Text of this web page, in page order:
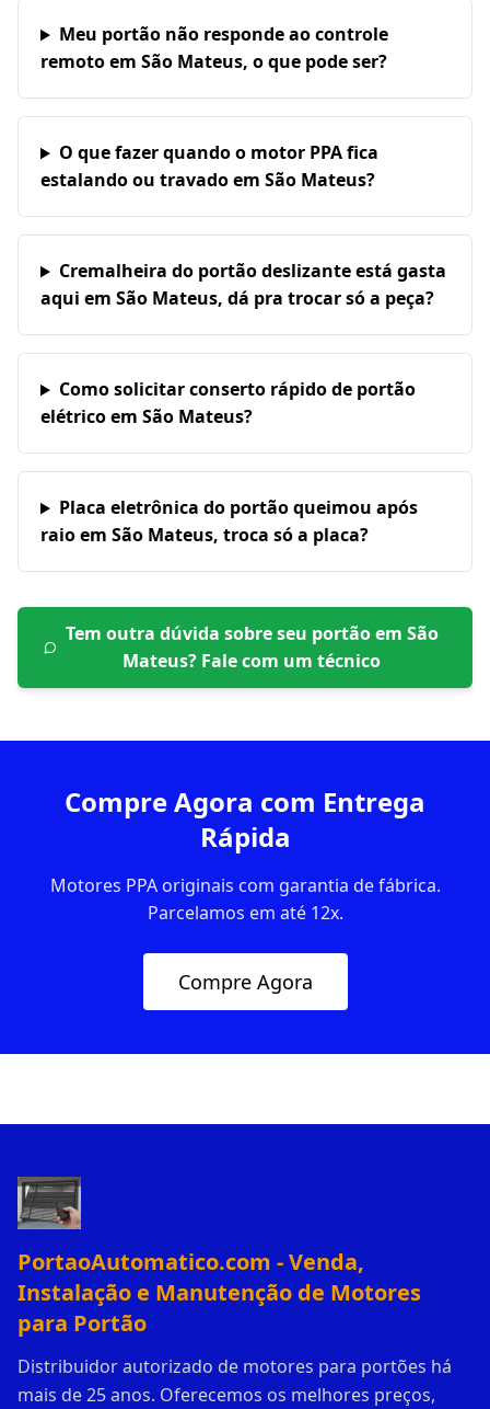
Meu portão não responde ao controle
remoto em São Mateus, o que pode ser?
O que fazer quando o motor PPA fica
estalando ou travado em São Mateus?
Cremalheira do portão deslizante está gasta
aqui em São Mateus, dá pra trocar só a peça?
Como solicitar conserto rápido de portão
elétrico em São Mateus?
Placa eletrônica do portão queimou após
raio em São Mateus, troca só a placa?
Tem outra dúvida sobre seu portão em São
Mateus? Fale com um técnico
Compre Agora com Entrega
Rápida
Motores PPA originais com garantia de fábrica.
Parcelamos em até 12x.
Compre Agora
PortaoAutomatico.com - Venda,
Instalação e Manutenção de Motores
para Portão
Distribuidor autorizado de motores para portões há
mais de 25 anos. Oferecemos os melhores preços,